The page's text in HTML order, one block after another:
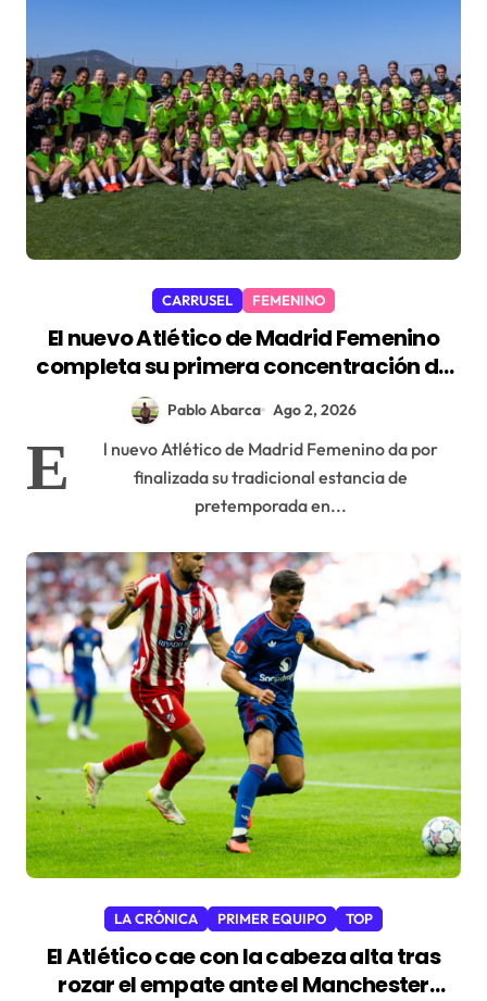
CARRUSEL FEMENINO
El nuevo Atlético de Madrid Femenino
completa su primera concentración de
Pablo Abarca Ago 2, 2026
E
l nuevo Atlético de Madrid Femenino da por
finalizada su tradicional estancia de
pretemporada en...
LA CRÓNICA PRIMER EQUIPO TOP
El Atlético cae con la cabeza alta tras
rozar el empate ante el Manchester